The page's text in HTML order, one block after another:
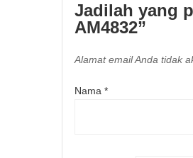
Jadilah yang
AM4832”
Alamat email Anda tidak
Nama *